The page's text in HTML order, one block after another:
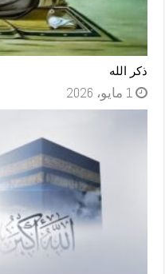
ذكر الله
1 مايو، 2026